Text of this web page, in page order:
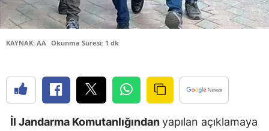
Çorum
Edirne
Elazığ
KAYNAK: AA Okunma Süresi: 1 dk
İl Jandarma Komutanlığındanyapılan açıklamaya